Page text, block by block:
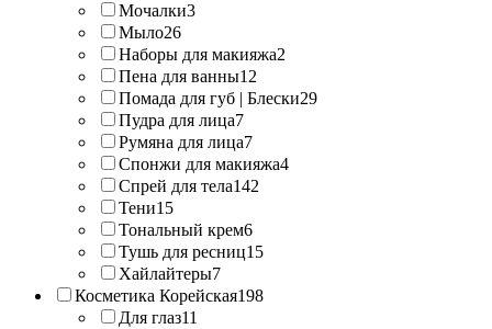
Мочалки3
Мыло26
Наборы для макияжа2
Пена для ванны12
Помада для губ | Блески29
Пудра для лица7
Румяна для лица7
Спонжи для макияжа4
Спрей для тела142
Тени15
Тональный крем6
Тушь для ресниц15
Хайлайтеры7
Косметика Корейская198
Для глаз11